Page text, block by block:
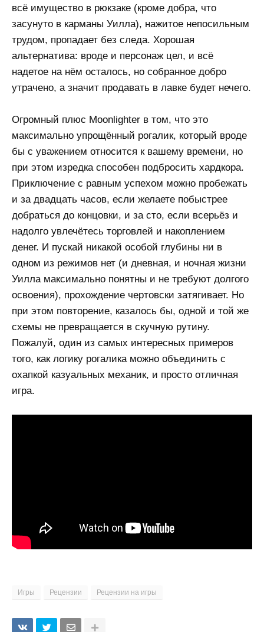
всё имущество в рюкзаке (кроме добра, что
засунуто в карманы Уилла), нажитое непосильным
трудом, пропадает без следа. Хорошая
альтернатива: вроде и персонаж цел, и всё
надетое на нём осталось, но собранное добро
утрачено, а значит продавать в лавке будет нечего.
Огромный плюс Moonlighter в том, что это
максимально упрощённый рогалик, который вроде
бы с уважением относится к вашему времени, но
при этом изредка способен подбросить хардкора.
Приключение с равным успехом можно пробежать
и за двадцать часов, если желаете побыстрее
добраться до концовки, и за сто, если всерьёз и
надолго увлечётесь торговлей и накоплением
денег. И пускай никакой особой глубины ни в
одном из режимов нет (и дневная, и ночная жизни
Уилла максимально понятны и не требуют долгого
освоения), прохождение чертовски затягивает. Но
при этом повторение, казалось бы, одной и той же
схемы не превращается в скучную рутину.
Пожалуй, один из самых интересных примеров
того, как логику рогалика можно объединить с
охапкой казуальных механик, и просто отличная
игра.
Игры Рецензии Рецензии на игры